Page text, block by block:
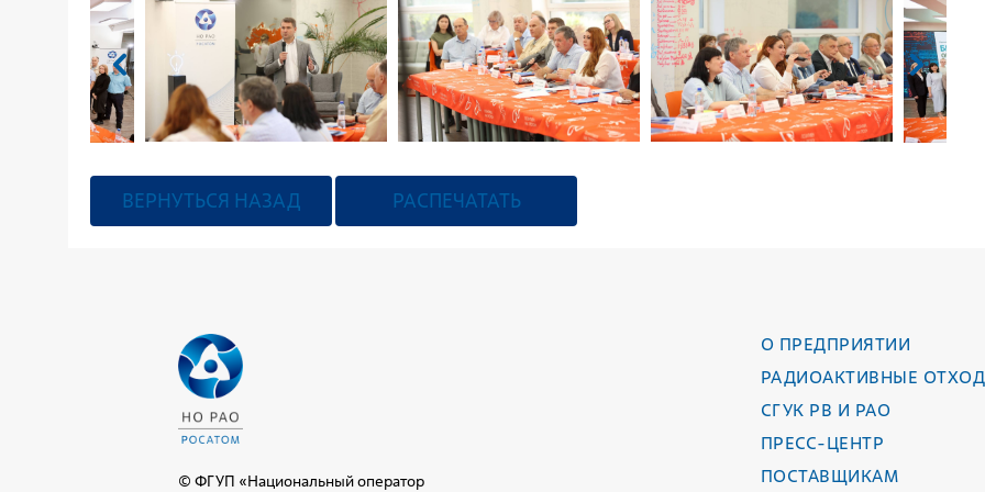
ВЕРНУТЬСЯ НАЗАД РАСПЕЧАТАТЬ
© ФГУП «Национальный оператор
О ПРЕДПРИЯТИИ
РАДИОАКТИВНЫЕ
СГУК РВ И РАО
ПРЕСС-ЦЕНТР
ПОСТАВЩИКАМ